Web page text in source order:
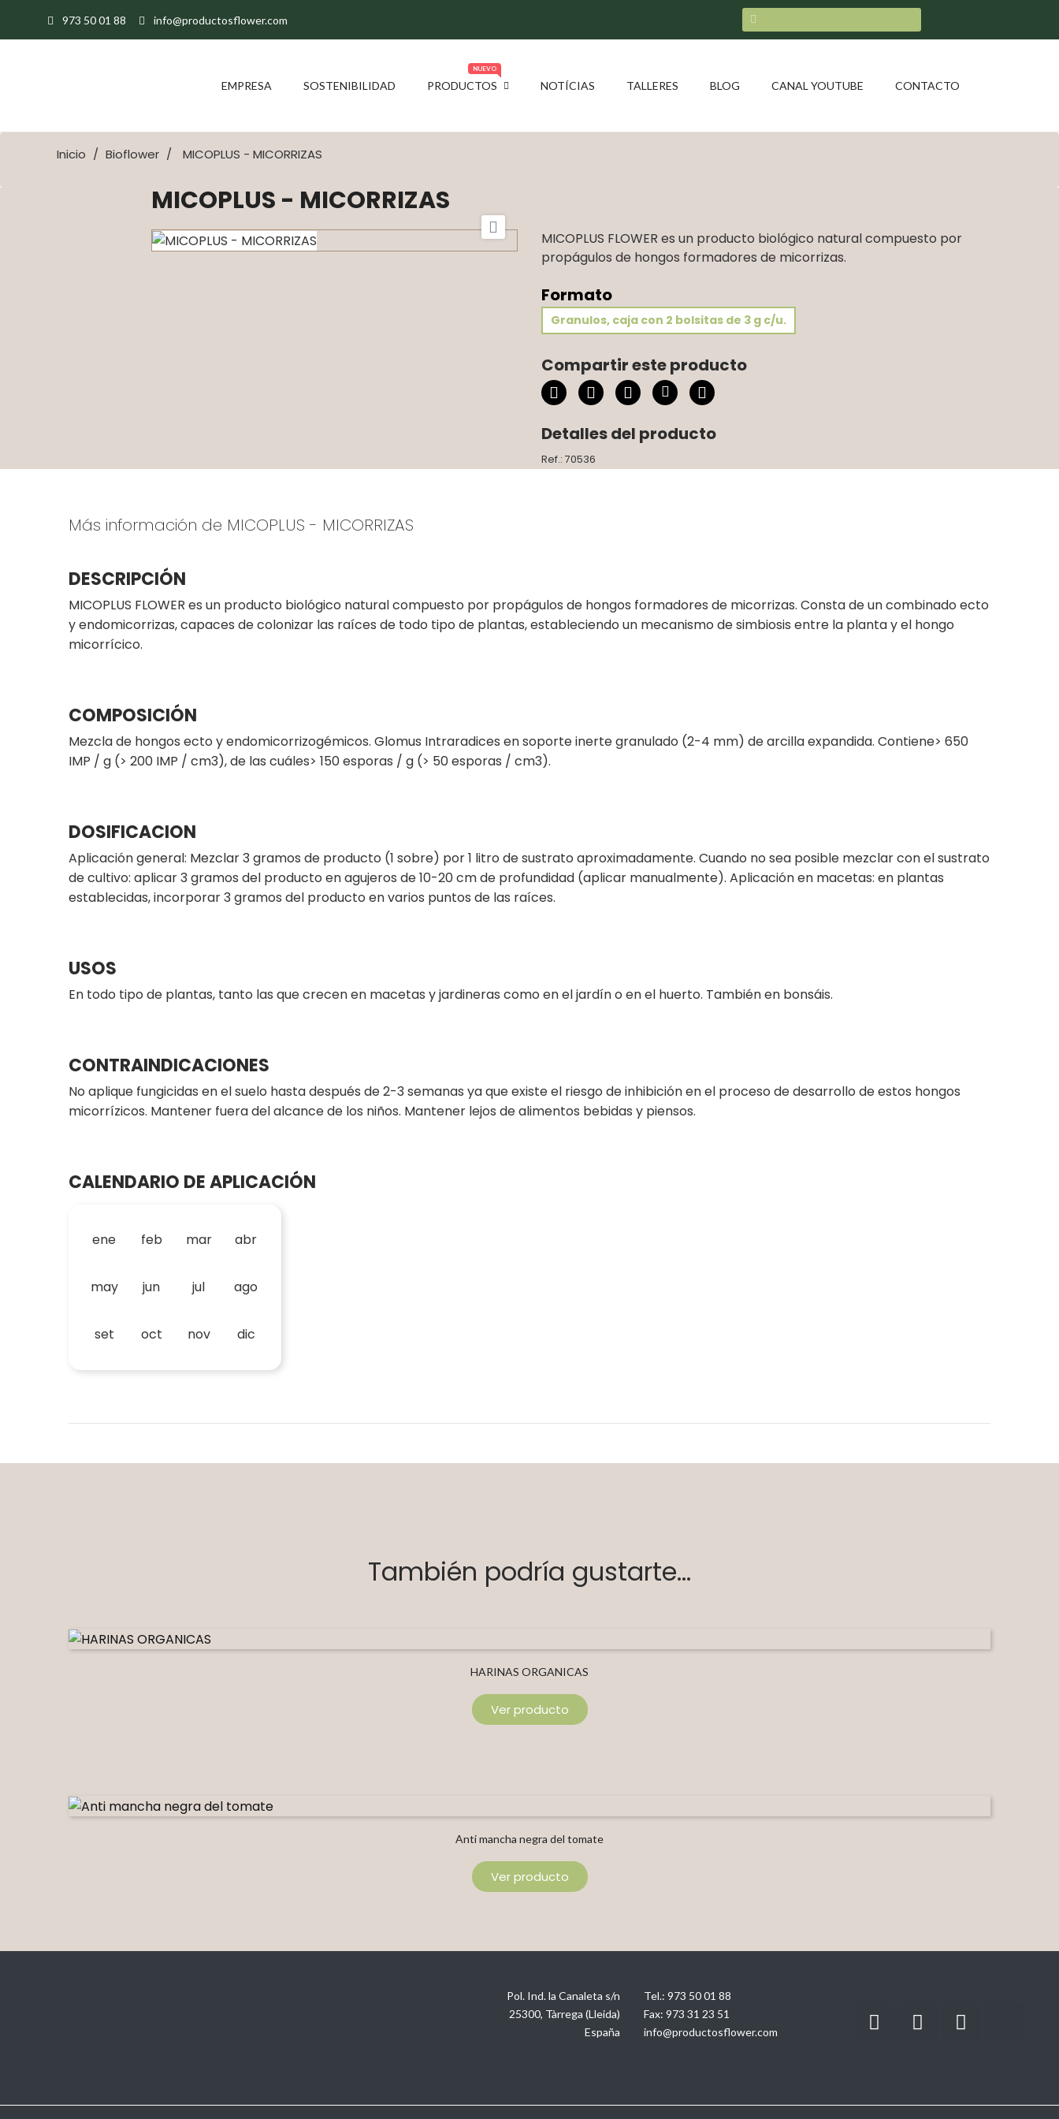
973 50 01 88 info@productosflower.com
EMPRESA SOSTENIBILIDAD PRODUCTOS
NUEVO
NOTÍCIAS TALLERES BLOG CANAL YOUTUBE CONTACTO
Inicio Bioflower MICOPLUS - MICORRIZAS
MICOPLUS - MICORRIZAS

MICOPLUS FLOWER es un producto biológico natural compuesto por
propágulos de hongos formadores de micorrizas.
Formato
Granulos, caja con 2 bolsitas de 3 g c/u.
Compartir este producto
Detalles del producto
Ref.: 70536
Más información de MICOPLUS - MICORRIZAS
DESCRIPCIÓN
MICOPLUS FLOWER es un producto biológico natural compuesto por propágulos de hongos formadores de micorrizas. Consta de un combinado ecto
y endomicorrizas, capaces de colonizar las raíces de todo tipo de plantas, estableciendo un mecanismo de simbiosis entre la planta y el hongo
micorrícico.
COMPOSICIÓN
Mezcla de hongos ecto y endomicorrizogémicos. Glomus Intraradices en soporte inerte granulado (2-4 mm) de arcilla expandida. Contiene> 650
IMP / g (> 200 IMP / cm3), de las cuáles> 150 esporas / g (> 50 esporas / cm3).
DOSIFICACION
Aplicación general: Mezclar 3 gramos de producto (1 sobre) por 1 litro de sustrato aproximadamente. Cuando no sea posible mezclar con el sustrato
de cultivo: aplicar 3 gramos del producto en agujeros de 10-20 cm de profundidad (aplicar manualmente). Aplicación en macetas: en plantas
establecidas, incorporar 3 gramos del producto en varios puntos de las raíces.
USOS
En todo tipo de plantas, tanto las que crecen en macetas y jardineras como en el jardín o en el huerto. También en bonsáis.
CONTRAINDICACIONES
No aplique fungicidas en el suelo hasta después de 2-3 semanas ya que existe el riesgo de inhibición en el proceso de desarrollo de estos hongos
micorrízicos. Mantener fuera del alcance de los niños. Mantener lejos de alimentos bebidas y piensos.
CALENDARIO DE APLICACIÓN
ene feb mar abr
may jun jul ago
set oct nov dic
También podría gustarte...
HARINAS ORGANICAS
Ver producto
Anti mancha negra del tomate
Ver producto
Pol. Ind. la Canaleta s/n
25300, Tàrrega (Lleida)
España
Tel.: 973 50 01 88
Fax: 973 31 23 51
info@productosflower.com